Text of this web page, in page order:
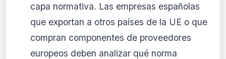
capa normativa. Las empresas españolas
que exportan a otros países de la UE o que
compran componentes de proveedores
europeos deben analizar qué norma